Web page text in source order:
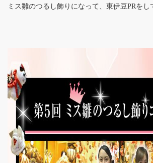
ミス雛のつるし飾りになって、東伊豆PRをし